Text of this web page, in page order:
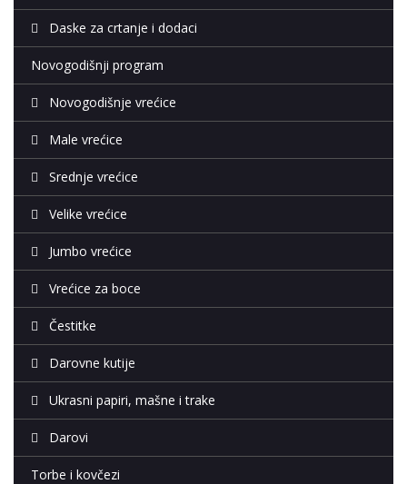
Daske za crtanje i dodaci
Novogodišnji program
Novogodišnje vrećice
Male vrećice
Srednje vrećice
Velike vrećice
Jumbo vrećice
Vrećice za boce
Čestitke
Darovne kutije
Ukrasni papiri, mašne i trake
Darovi
Torbe i kovčezi